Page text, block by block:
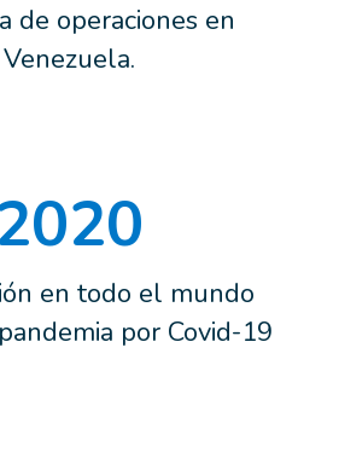
de operaciones en
Venezuela.
en todo el mundo
por Covid-19